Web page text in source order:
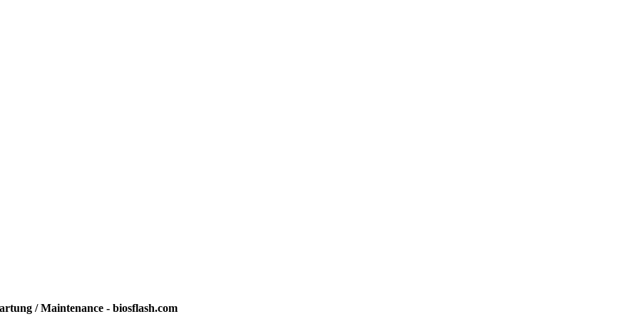
/ Maintenance - biosflash.com